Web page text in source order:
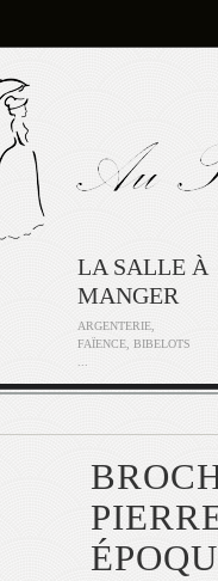
LA SALLE À
MANGER
ARGENTERIE,
FAÏENCE, BIBELOTS